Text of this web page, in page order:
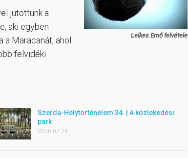
Lelkes Ernő felvétele
jutottunk a
aki egyben
Maracanát, ahol
felvidéki
Szerda-Helytörténelem 34. | A közlekedési
park
2026.07.29.